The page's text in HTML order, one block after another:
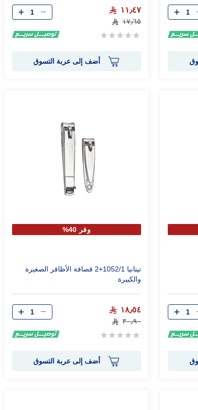
١١٫٤٧
١٧٫٦٥
Rating:
الكمية
أضف إلى عربة التسوق
وفر 40%
تیتانيا 1052/1+2 قصافة الأظافر الصغيرة
والكبيرة
١٨٫٥٤
٣٠٫٩٠
Rating:
الكمية
أضف إلى عربة التسوق